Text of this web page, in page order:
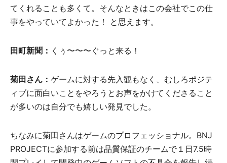
てくれることも多くて。そんなときはこの会社でこの仕
事をやっていてよかった！ と思えます。
田町新聞： くぅ〜〜〜ぐっと来る！
菊田さん： ゲームに対する先入観もなく、むしろポジテ
ィブに面白いことをやろうとお声をかけてくださること
が多いのは自分でも嬉しい発見でした。
ちなみに菊田さんはゲームのプロフェッショナル。BNJ
PROJECTに参加する前は品質保証のチームで１日7.5時